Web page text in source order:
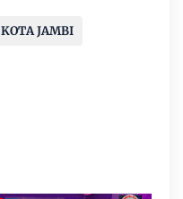
KOTA JAMBI